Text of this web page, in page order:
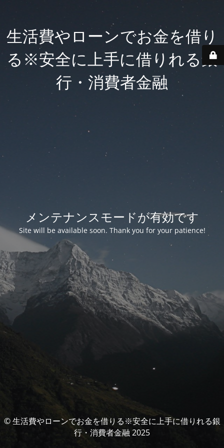
生活費やローンでお金を借り
る※安全に上手に借りれる銀
行・消費者金融
メンテナンスモードが有効です
Site will be available soon. Thank you for your patience!
© 生活費やローンでお金を借りる※安全に上手に借りれる銀
行・消費者金融 2025